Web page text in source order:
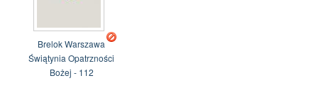
Brelok Warszawa
Świątynia Opatrzności
Bożej - 112